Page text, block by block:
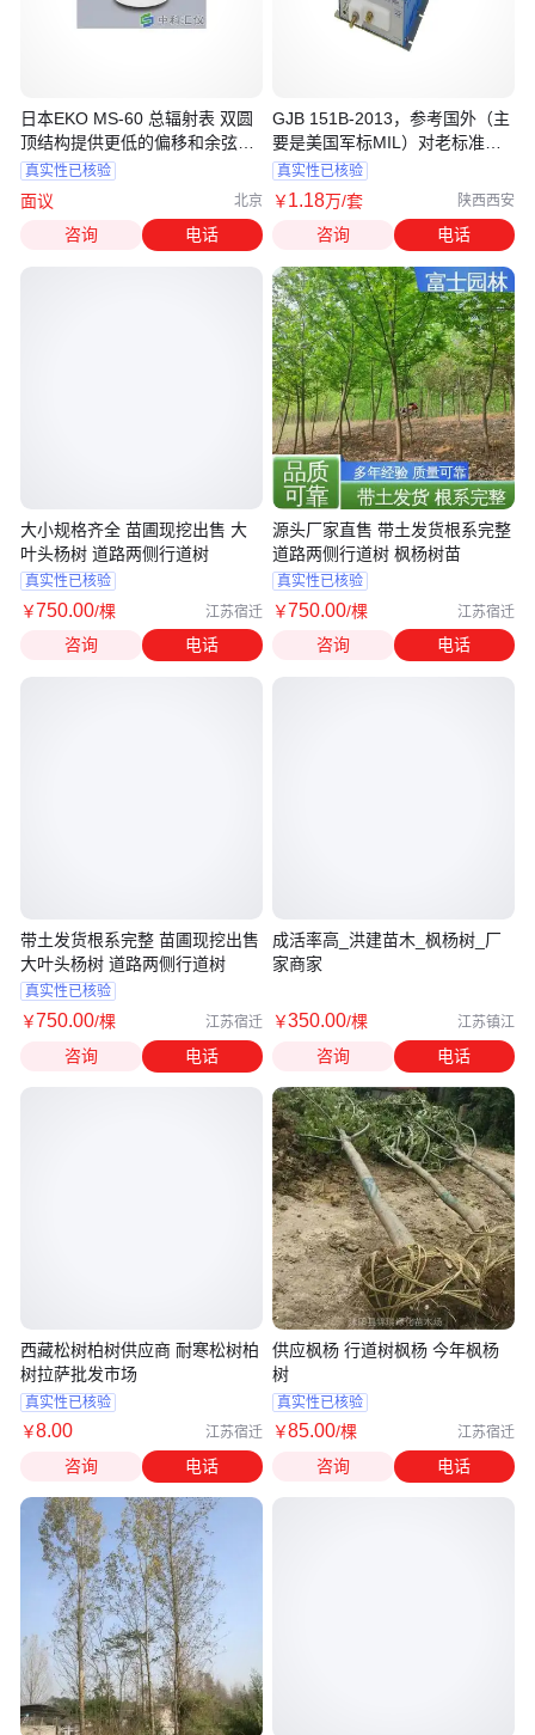
日本EKO MS-60 总辐射表 双圆
顶结构提供更低的偏移和余弦误
差
真实性已核验
面议 北京
咨询 电话
大小规格齐全 苗圃现挖出售 大
叶头杨树 道路两侧行道树
真实性已核验
￥750.00/棵 江苏宿迁
咨询 电话
带土发货根系完整 苗圃现挖出售
大叶头杨树 道路两侧行道树
真实性已核验
￥750.00/棵 江苏宿迁
咨询 电话
西藏松树柏树供应商 耐寒松树柏
树拉萨批发市场
真实性已核验
￥8.00 江苏宿迁
咨询 电话
GJB 151B-2013，参考国外（主
要是美国军标MIL）对老标准作
了修订
真实性已核验
￥1.18万/套 陕西西安
咨询 电话
源头厂家直售 带土发货根系完整
道路两侧行道树 枫杨树苗
真实性已核验
￥750.00/棵 江苏宿迁
咨询 电话
成活率高_洪建苗木_枫杨树_厂
家商家
￥350.00/棵 江苏镇江
咨询 电话
供应枫杨 行道树枫杨 今年枫杨
树
真实性已核验
￥85.00/棵 江苏宿迁
咨询 电话